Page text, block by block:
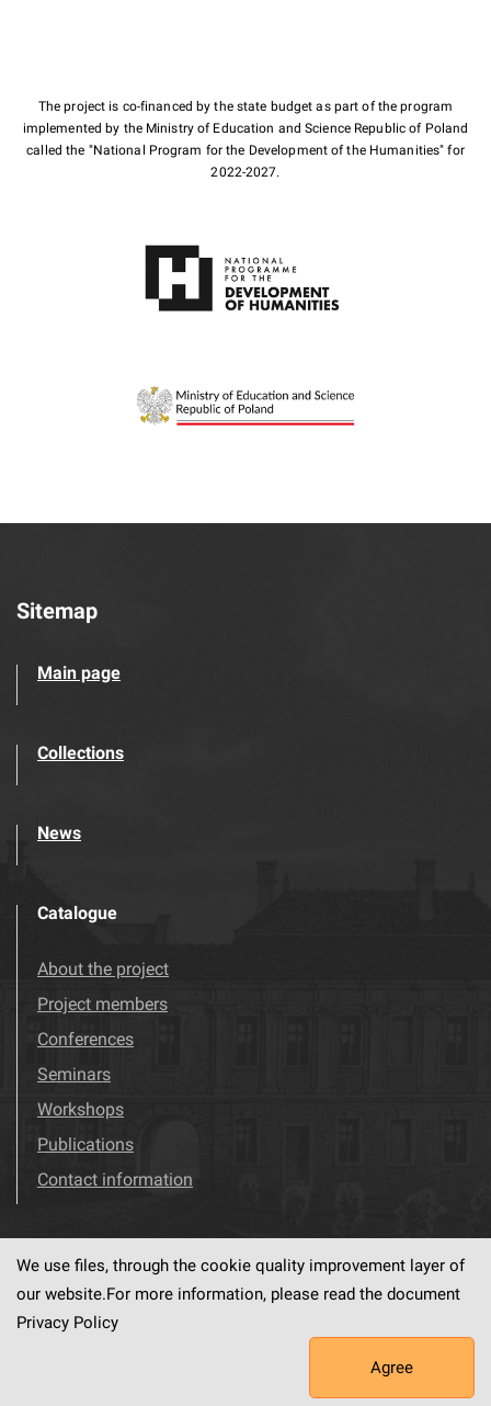
The project is co-financed by the state budget as part of the program
implemented by the Ministry of Education and Science Republic of Poland
called the "National Program for the Development of the Humanities" for
2022-2027.
Sitemap
Main page
Collections
News
Catalogue
About the project
Project members
Conferences
Seminars
Workshops
Publications
Contact information
Visit us! Facebook
software created by
We use files, through the cookie quality improvement layer of
our website.For more information, please read the document
Privacy Policy
Agree